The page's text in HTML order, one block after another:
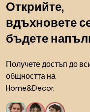
Открийте,
вдъхновете
бъдете
Получете достъп до
общността на
Home&Decor.